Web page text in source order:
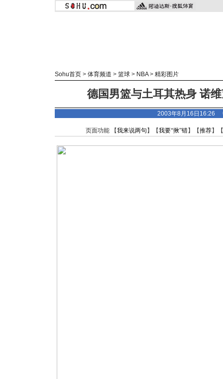
Sohu首页 > 体育频道 > 篮球 > NBA> 精彩图片
德国男篮与土耳其热身 诺
2003年8月16日16:26
页面功能 【我来说两句 】【我要“揪”错】【推荐】